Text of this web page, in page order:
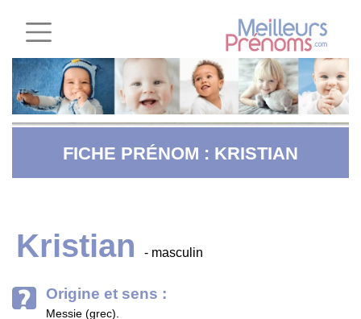
FICHE PRÉNOM : KRISTIAN
Kristian - masculin
Origine et sens :
Messie (grec).